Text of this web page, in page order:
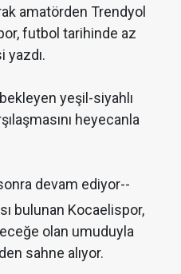
amatörden Trendyol
futbol tarihinde az
yazdı.
bekleyen yeşil-siyahlı
heyecanla
devam ediyor--
bulunan Kocaelispor,
olan umuduyla
sahne alıyor.